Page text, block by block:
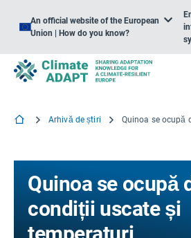
An official website of the European
Union | How do you know?
Arhivă de știri
Quinoa se ocupă
condiții uscate și